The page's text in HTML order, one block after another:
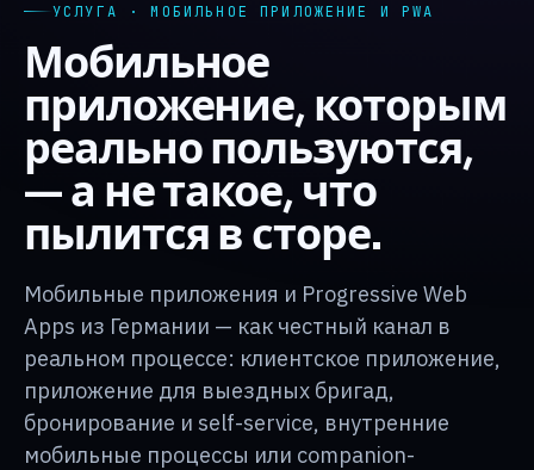
↳ Отрасли
↳ Процесс
↳ Кейсы
↳ База знаний
↳ О p24
УСЛУГА · МОБИЛЬНОЕ ПРИЛОЖЕНИЕ И PWA
Мобильное
приложение, которым
реально пользуются,
— а не такое, что
пылится в сторе.
Мобильные приложения и Progressive Web
Apps из Германии — как честный канал в
реальном процессе: клиентское приложение,
приложение для выездных бригад,
бронирование и self-service, внутренние
мобильные процессы или companion-